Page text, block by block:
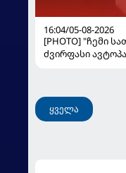
16:04/05-08-2026
[PHOTO] "ჩემი
ძვირფასი
ყველა